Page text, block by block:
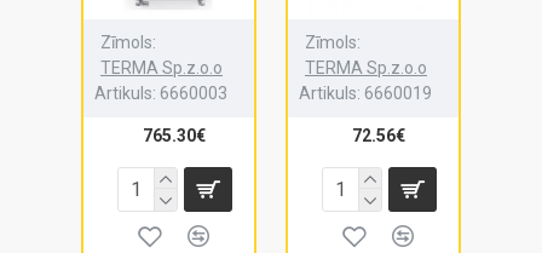
Zīmols:
TERMA Sp.z.o.o
Artikuls: 6660003
765.30€
Zīmols:
TERMA Sp.z.o.o
Artikuls: 6660019
72.56€